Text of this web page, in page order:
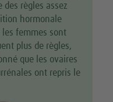
règles assez
hormonale
les femmes sont
plus de règles,
que les ovaires
ont repris le